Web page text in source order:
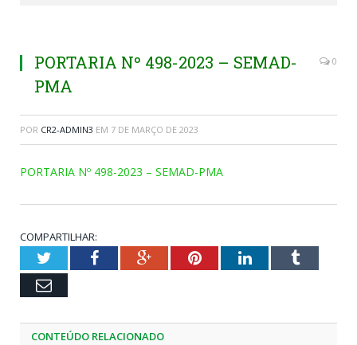
PORTARIA Nº 498-2023 – SEMAD-
PMA
0
POR CR2-ADMIN3 EM 7 DE MARÇO DE 2023
PORTARIA Nº 498-2023 – SEMAD-PMA
COMPARTILHAR:
TwitterFacebookGoogle+PinterestLinkedInTumblr
Email
CONTEÚDO RELACIONADO